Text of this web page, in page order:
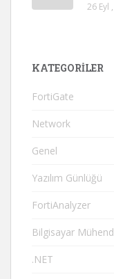
26 Eyl
KATEGORILER
FortiGate
Network
Genel
Yazılım Günlüğü
FortiAnalyzer
Bilgisayar
.NET